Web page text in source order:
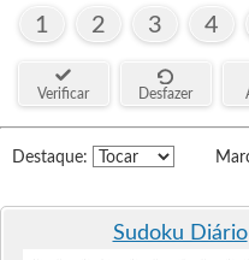
1 2 3 4
Verificar Desfazer
Destaque:
Sudoku Diário